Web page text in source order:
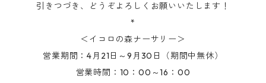
引きつづき、どうぞよろしくお願いいたします！
*
＜イコロの森ナーサリー＞
営業期間：4月21日～9月30日（期間中無休）
営業時間：10：00～16：00